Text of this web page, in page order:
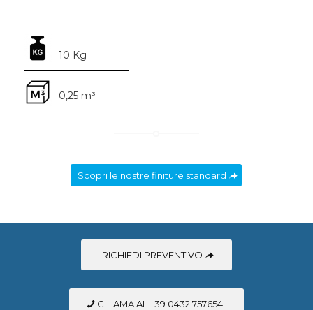
10 Kg
0,25 m³
Scopri le nostre finiture standard
RICHIEDI PREVENTIVO
CHIAMA AL +39 0432 757654